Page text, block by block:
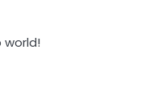
world!